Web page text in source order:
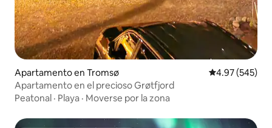
Apartamento en Tromsø Calificación
4.97 (545)
Apartamento en el precioso Grøtfjord
Peatonal · Playa · Moverse por la zona